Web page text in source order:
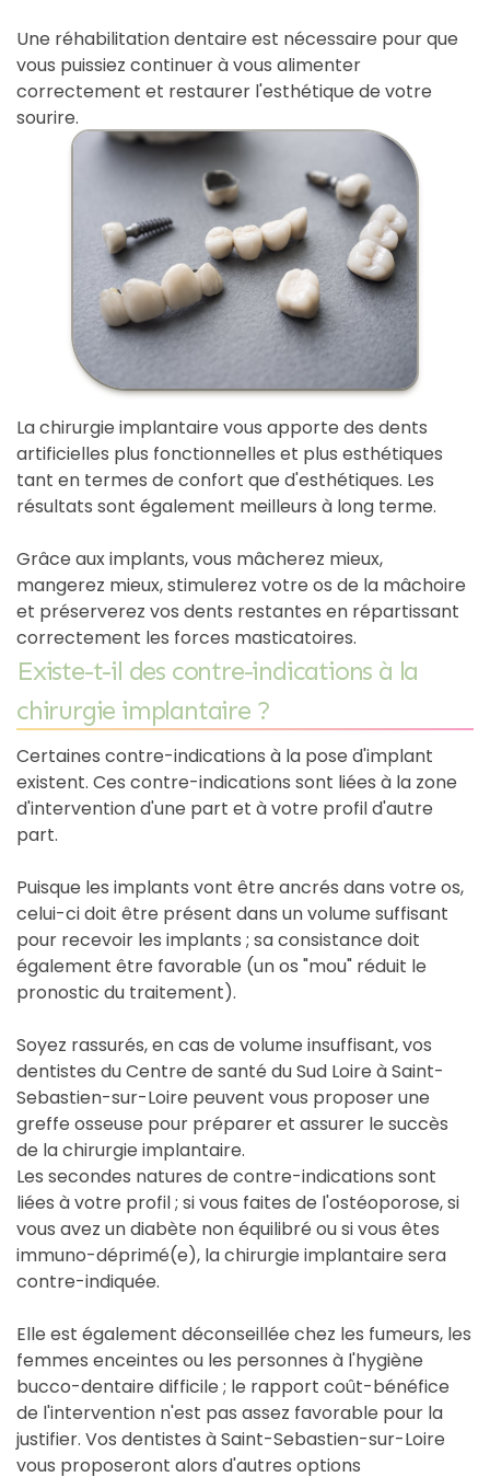
Une réhabilitation dentaire est nécessaire pour que
vous puissiez continuer à vous alimenter
correctement et restaurer l'esthétique de votre
sourire.
La chirurgie implantaire vous apporte des dents
artificielles plus fonctionnelles et plus esthétiques
tant en termes de confort que d'esthétiques. Les
résultats sont également meilleurs à long terme.
Grâce aux implants, vous mâcherez mieux,
mangerez mieux, stimulerez votre os de la mâchoire
et préserverez vos dents restantes en répartissant
correctement les forces masticatoires.
Existe-t-il des contre-indications à la
chirurgie implantaire ?
Certaines contre-indications à la pose d'implant
existent. Ces contre-indications sont liées à la zone
d'intervention d'une part et à votre profil d'autre
part.
Puisque les implants vont être ancrés dans votre os,
celui-ci doit être présent dans un volume suffisant
pour recevoir les implants ; sa consistance doit
également être favorable (un os "mou" réduit le
pronostic du traitement).
Soyez rassurés, en cas de volume insuffisant, vos
dentistes du Centre de santé du Sud Loire à Saint-
Sebastien-sur-Loire peuvent vous proposer une
greffe osseuse pour préparer et assurer le succès
de la chirurgie implantaire.
Les secondes natures de contre-indications sont
liées à votre profil ; si vous faites de l'ostéoporose, si
vous avez un diabète non équilibré ou si vous êtes
immuno-déprimé(e), la chirurgie implantaire sera
contre-indiquée.
Elle est également déconseillée chez les fumeurs, les
femmes enceintes ou les personnes à l'hygiène
bucco-dentaire difficile ; le rapport coût-bénéfice
de l'intervention n'est pas assez favorable pour la
justifier. Vos dentistes à Saint-Sebastien-sur-Loire
vous proposeront alors d'autres options